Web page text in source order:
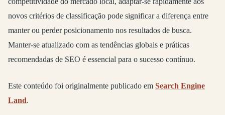
novos critérios de classificação pode significar a diferença entre
manter ou perder posicionamento nos resultados de busca.
Manter-se atualizado com as tendências globais e práticas
recomendadas de SEO é essencial para o sucesso contínuo.
Este conteúdo foi originalmente publicado em Search Engine
Land.